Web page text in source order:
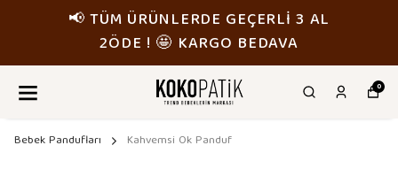
📢 TÜM ÜRÜNLERDE GEÇERLİ 3
2ÖDE ! 🤩 KARGO BEDAVA
0
Bebek Pandufları Kahvemsi Ok Panduf